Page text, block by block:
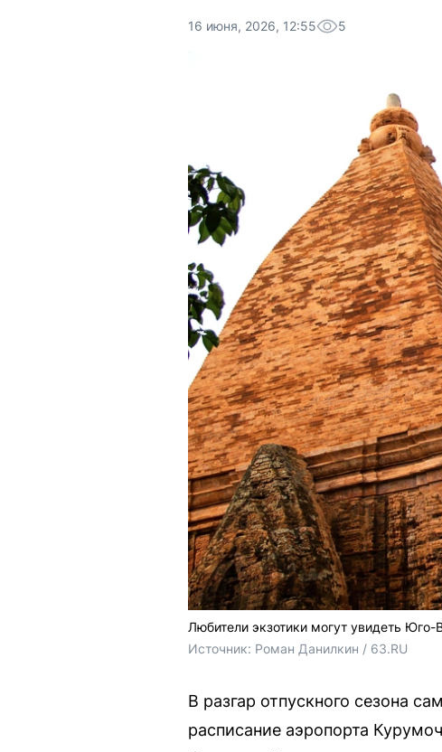
16 июня, 2026, 12:55 5
Любители экзотики могут увидеть
Источник: Роман Данилкин / 63.RU
В разгар отпускного сезона
расписание аэропорта